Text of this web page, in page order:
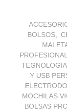
BOLSOS
TEGNOLOGIA
Y USB
MOCHILAS
BOLSAS